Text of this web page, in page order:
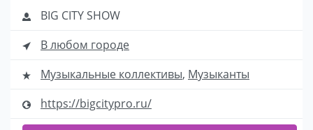
BIG CITY SHOW
В любом городе
Музыкальные коллективы, Музыканты
https://bigcitypro.ru/